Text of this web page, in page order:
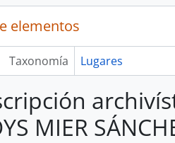
elementos
Taxonomía Lugares
MIER